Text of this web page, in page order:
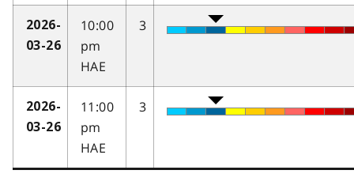
2026-
03-26
10:00
pm
HAE
3
2026-
03-26
11:00
pm
HAE
3